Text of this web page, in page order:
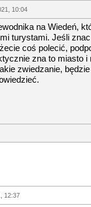
10:04
na Wiedeń,
turystami. Jeśli
coś polecić,
zna to miasto
zwiedzanie,
12:37